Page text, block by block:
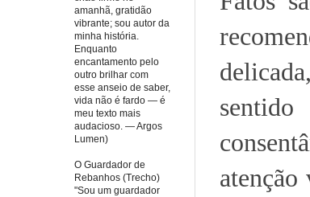
atenção
amanhã, gratidão
vibrante; sou autor da
minha história.
Enquanto
encantamento pelo
outro brilhar com
esse anseio de saber,
vida não é fardo — é
meu texto mais
audacioso. — Argos
Lumen)
O Guardador de
Rebanhos (Trecho)
"Sou um guardador